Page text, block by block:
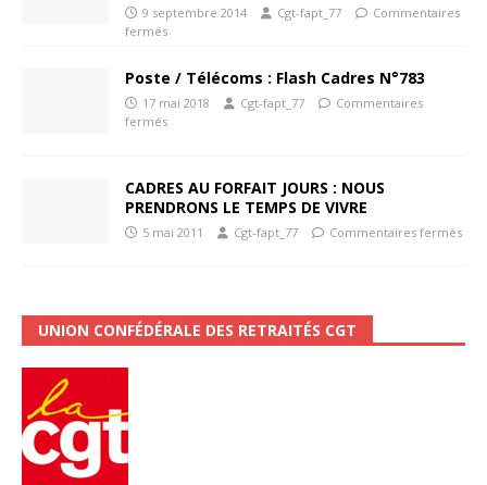
9 septembre 2014 Cgt-fapt_77
Commentaires
fermés
Poste / Télécoms : Flash Cadres N°783
17 mai 2018 Cgt-fapt_77
Commentaires
fermés
CADRES AU FORFAIT JOURS : NOUS
PRENDRONS LE TEMPS DE VIVRE
5 mai 2011 Cgt-fapt_77 Commentaires fermés
UNION CONFÉDÉRALE DES RETRAITÉS CGT